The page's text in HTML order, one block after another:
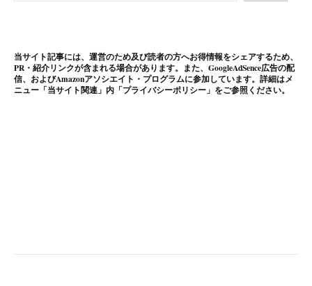
当サイト記事には、運営のため及び読者の方へお得情報をシェアするため、
PR・紹介リンクが含まれる場合があります。また、GoogleAdSence広告の配
信、およびAmazonアソシエイト・プログラムに参加しています。詳細はメ
ニュー「当サイト関連」内「プライバシーポリシー」をご参照ください。